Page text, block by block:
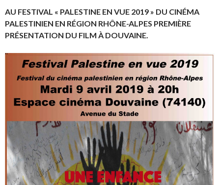
AU FESTIVAL « PALESTINE EN VUE 2019 » DU CINÉMA
PALESTINIEN EN RÉGION RHÔNE-ALPES PREMIÈRE
PRÉSENTATION DU FILM À DOUVAINE.